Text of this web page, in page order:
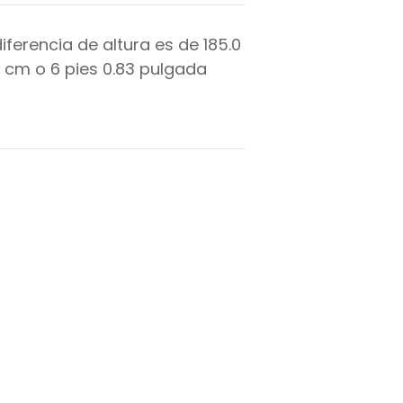
de altura es de 185.0
cm o 6 pies 0.83 pulgada